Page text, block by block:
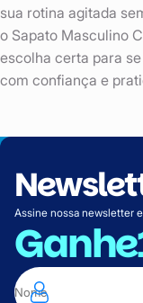
sua rotina agitada
o Sapato Masculino
escolha certa para
com confiança e
Assine nossa newsletter e
Ganhe